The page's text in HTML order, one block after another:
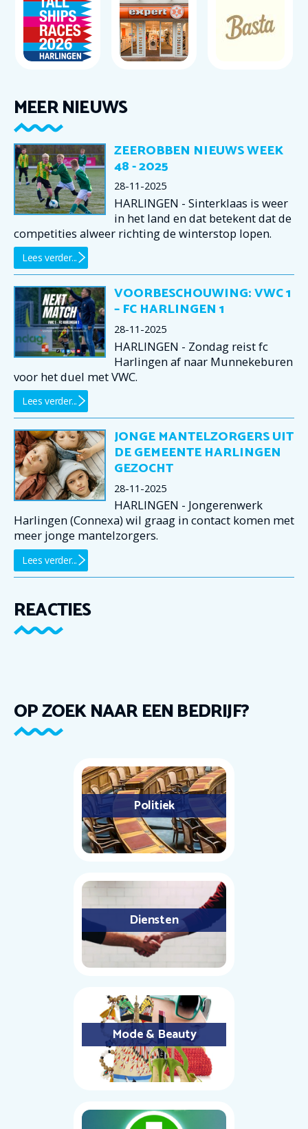
MEER NIEUWS
ZEEROBBEN NIEUWS WEEK
48 - 2025
28-11-2025
HARLINGEN - Sinterklaas is weer
in het land en dat betekent dat de
competities alweer richting de winterstop lopen.
Lees verder...
VOORBESCHOUWING: VWC 1
– FC HARLINGEN 1
28-11-2025
HARLINGEN - Zondag reist fc
Harlingen af naar Munnekeburen
voor het duel met VWC.
Lees verder...
JONGE MANTELZORGERS UIT
DE GEMEENTE HARLINGEN
GEZOCHT
28-11-2025
HARLINGEN - Jongerenwerk
Harlingen (Connexa) wil graag in contact komen met
meer jonge mantelzorgers.
Lees verder...
REACTIES
OP ZOEK NAAR EEN BEDRIJF?
Politiek
Diensten
Mode & Beauty